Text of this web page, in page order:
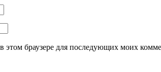
этом браузере для последующих моих